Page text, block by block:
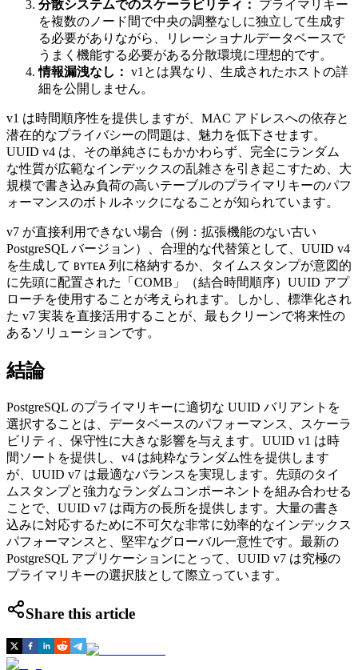
分散システムでのスケーラビリティ：
プライマリキー
を複数のノード間で中央の調整なしに独立して生成す
る必要がありながら、リレーショナルデータベースで
うまく機能する必要がある分散環境に理想的です。
情報漏洩なし： v1とは異なり、生成されたホストの詳
細を公開しません。
v1 は時間順序性を提供しますが、MAC アドレスへの依存と
潜在的なプライバシーの問題は、魅力を低下させます。
UUID v4 は、その単純さにもかかわらず、完全にランダム
な性質が広範なインデックスの乱雑さを引き起こすため、大
規模で書き込み負荷の高いテーブルのプライマリキーのパフ
ォーマンスのボトルネックになることが知られています。
v7 が直接利用できない場合（例：拡張機能のない古い
PostgreSQL バージョン）、合理的な代替策として、UUID v4
を生成して BYTEA 列に格納するか、タイムスタンプが意図的
に先頭に配置された「COMB」（結合時間順序）UUID アプ
ローチを使用することが考えられます。しかし、標準化され
た v7 実装を直接活用することが、最もクリーンで将来性の
あるソリューションです。
結論
PostgreSQL のプライマリキーに適切な UUID バリアントを
選択することは、データベースのパフォーマンス、スケーラ
ビリティ、保守性に大きな影響を与えます。UUID v1 は時
間ソートを提供し、v4 は純粋なランダム性を提供します
が、UUID v7 は最適なバランスを実現します。先頭のタイ
ムスタンプと強力なランダムコンポーネントを組み合わせる
ことで、UUID v7 は両方の長所を提供します。大量の書き
込みに対応するために不可欠な非常に効率的なインデックス
パフォーマンスと、堅牢なグローバル一意性です。最新の
PostgreSQL アプリケーションにとって、UUID v7 は究極の
プライマリキーの選択肢として際立っています。
Share this article